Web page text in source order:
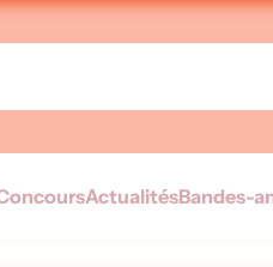
ActualitésBandes-